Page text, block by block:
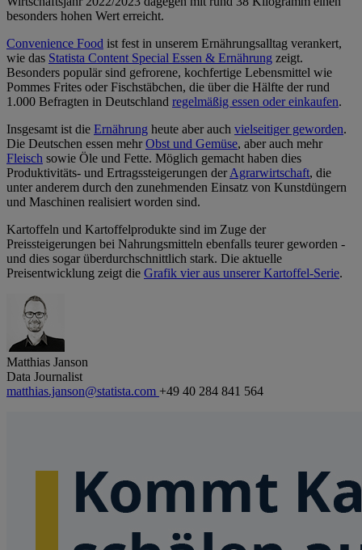
besonders hohen Wert erreicht.
Convenience Food ist fest in unserem Ernährungsalltag verankert,
wie das Statista Content Special Essen & Ernährung zeigt.
Besonders populär sind gefrorene, kochfertige Lebensmittel wie
Pommes Frites oder Fischstäbchen, die über die Hälfte der rund
1.000 Befragten in Deutschland regelmäßig essen oder einkaufen.
Insgesamt ist die Ernährung heute aber auch vielseitiger geworden.
Die Deutschen essen mehrObst und Gemüse, aber auch mehr
Fleisch sowie Öle und Fette. Möglich gemacht haben dies
Produktivitäts- und Ertragssteigerungen derAgrarwirtschaft, die
unter anderem durch den zunehmenden Einsatz von Kunstdüngern
und Maschinen realisiert worden sind.
Kartoffeln und Kartoffelprodukte sind im Zuge der
Preissteigerungen bei Nahrungsmitteln ebenfalls teurer geworden -
und dies sogar überdurchschnittlich stark. Die aktuelle
Preisentwicklung zeigt die Grafik vier aus unserer Kartoffel-Serie.
Matthias Janson
Data Journalist
matthias.janson@statista.com +49 40 284 841 564